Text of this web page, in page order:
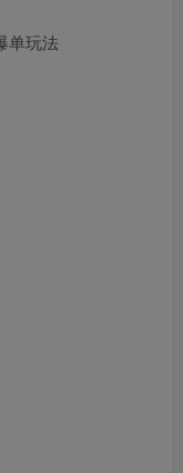
单玩法